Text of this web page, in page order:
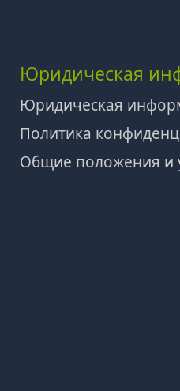
Юридическая
Юридическая
Политика
Общие положения и